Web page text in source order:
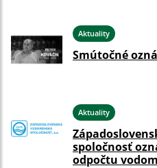
Aktuality
Smútočné
Aktuality
spoločnosť
odpočtu